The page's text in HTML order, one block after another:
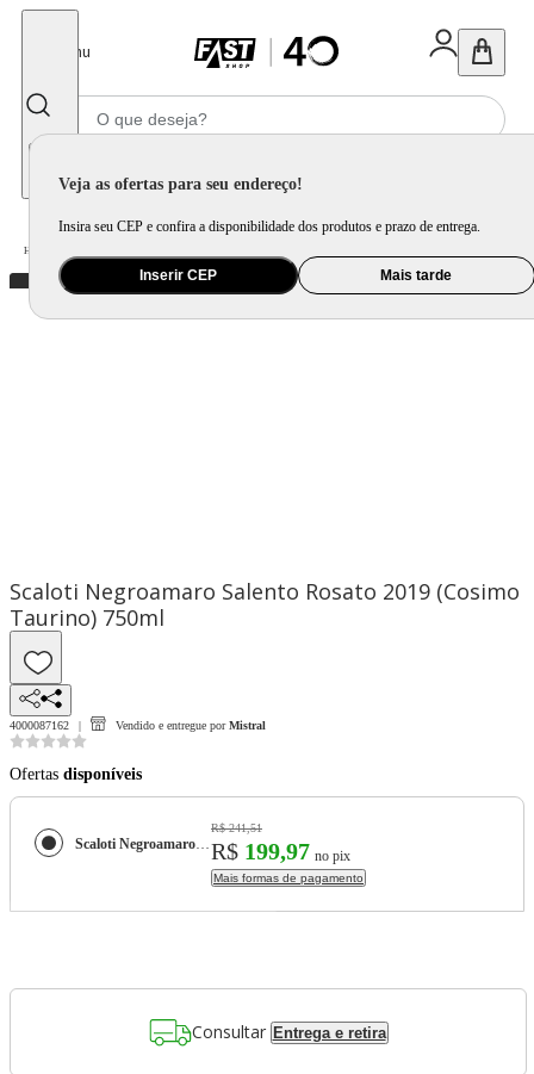
Menu
Veja as ofertas para seu endereço!
Insira seu CEP e confira a disponibilidade dos produtos e prazo de entrega.
Inserir CEP Mais tarde
Home
Scaloti Negroamaro Salento Rosato 2019 (Cosimo
Taurino) 750ml
4000087162 Vendido e entregue por Mistral
Ofertas disponíveis
Scaloti Negroamaro Salento Rosato 2019 (Cosimo Taurino) 750ml
R$ 241,51
R$ 199,97 no pix
Mais formas de pagamento
Consultar Entrega e retira